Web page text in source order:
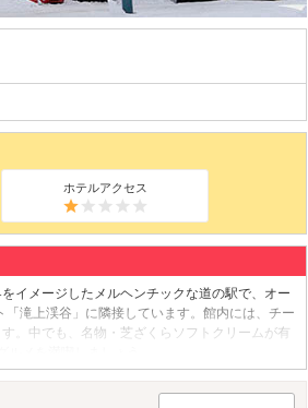
ホテルアクセス
イメージしたメルヘンチックな道の駅で、オー
滝上渓谷」に隣接しています。館内には、チー
。中でも、名物・芝ざくらソフトクリームが有